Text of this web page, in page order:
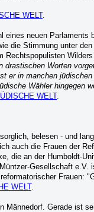
WELT.
eines neuen
die Stimmung unter
Rechtspopulisten
Worten
er in manchen
Wähler hingegen
WELT.
belesen - und
auch die Frauen der
die an der Humboldt-
Gesellschaft e.V.
Frauen:
WELT.
Männedorf. Gerade ist